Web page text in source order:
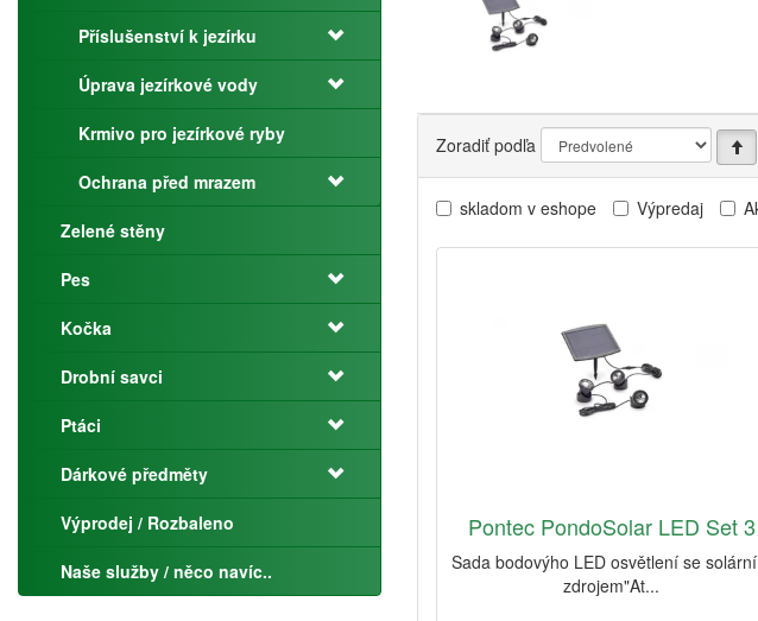
Příslušenství k jezírku
Úprava jezírkové vody
Krmivo pro jezírkové ryby
Ochrana před mrazem
Zelené stěny
Pes
Kočka
Drobní savci
Ptáci
Dárkové předměty
Výprodej / Rozbaleno
Naše služby / něco navíc..
Zoradiť podľa
skladom v eshope Výpredaj
Pontec PondoSolar LED Set 3
Sada bodovýho LED osvětlení se
zdrojem"At...